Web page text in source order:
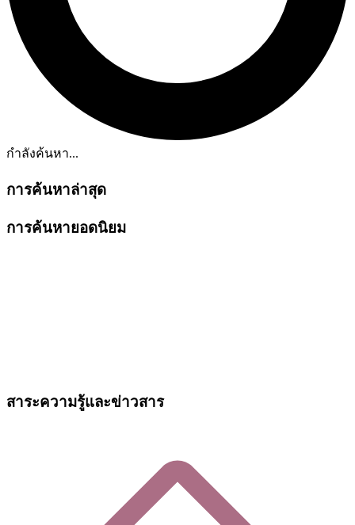
กำลังค้นหา...
การค้นหาล่าสุด
การค้นหายอดนิยม
สาระความรู้และข่าวสาร